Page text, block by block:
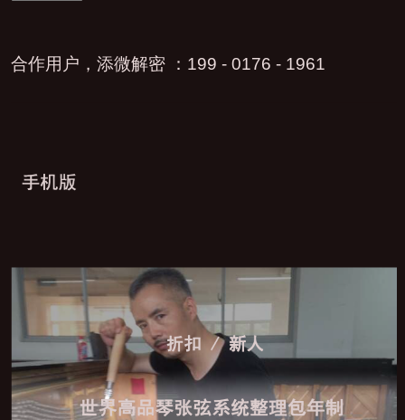
合作用户，添微解密 ：199 - 0176 - 1961